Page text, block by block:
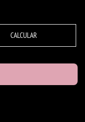
CALCULAR